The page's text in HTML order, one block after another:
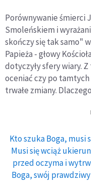
Porównywanie śmierci
Smoleńskiem i
skończy się tak samo"
Papieża - głowy
dotyczyły sfery wiary.
oceniać czy po tamtych
trwałe zmiany.
Kto szuka Boga, musi
Musi się wciąż
przed oczyma i
Boga, swój